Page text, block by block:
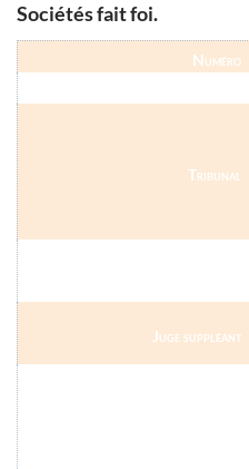
Sociétés fait foi.
Numéro
Tribunal
Juge suppléant